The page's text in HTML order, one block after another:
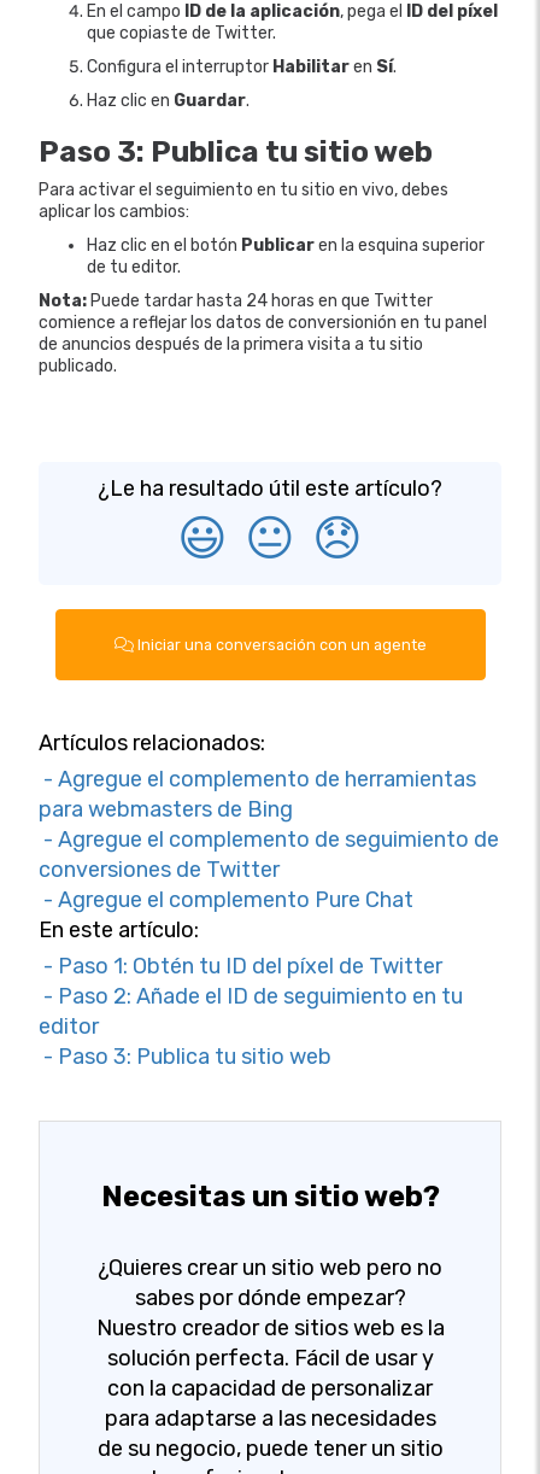
En el campo
ID de la aplicación, pega el
ID del píxel
que copiaste de Twitter.
Configura el interruptor Habilitaren Sí.
Haz clic en Guardar.
Paso 3: Publica tu sitio web
Para activar el seguimiento en tu sitio en vivo, debes
aplicar los cambios:
Haz clic en el botón Publicaren la esquina superior
de tu editor.
Nota: Puede tardar hasta 24 horas en que Twitter
comience a reflejar los datos de conversionión en tu panel
de anuncios después de la primera visita a tu sitio
publicado.
¿Le ha resultado útil este artículo?
😃 😐 😞
Iniciar una conversación con un agente
Artículos relacionados:
- Agregue el complemento de herramientas
para webmasters de Bing
- Agregue el complemento de seguimiento de
conversiones de Twitter
- Agregue el complemento Pure Chat
En este artículo:
- Paso 1: Obtén tu ID del píxel de Twitter
- Paso 2: Añade el ID de seguimiento en tu
editor
- Paso 3: Publica tu sitio web
Necesitas un sitio web?
¿Quieres crear un sitio web pero no
sabes por dónde empezar?
Nuestro creador de sitios web es la
solución perfecta. Fácil de usar y
con la capacidad de personalizar
para adaptarse a las necesidades
de su negocio, puede tener un sitio